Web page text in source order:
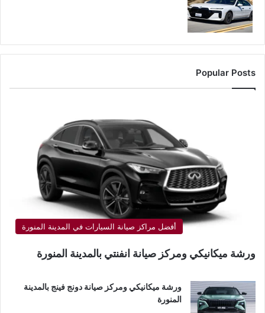
Popular Posts
أفضل مراكز صيانة السيارات في المدينة المنورة
ورشة ميكانيكي ومركز صيانة انفنتي بالمدينة المنورة
ورشة ميكانيكي ومركز صيانة دونج فينج بالمدينة
المنورة